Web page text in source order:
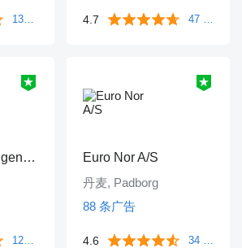
4.7
Troostwijk Veilingen B.V.
Euro Nor A/S
丹麦, Padborg
88 条广告
4.6